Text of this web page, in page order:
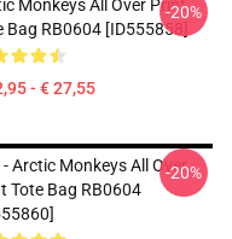
Monkeys All Over Print
Bag RB0604 [ID555858]
- € 27,55
-20%
- Arctic Monkeys All Over
Tote Bag RB0604
-20%